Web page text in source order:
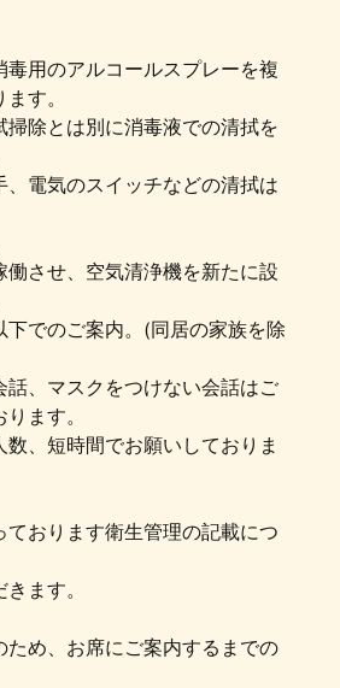
用のアルコールスプレーを複
す。
除とは別に消毒液での清拭を
、電気のスイッチなどの清拭は
させ、空気清浄機を新たに設
でのご案内。(同居の家族を除
、マスクをつけない会話はご
ます。
、短時間でお願いしておりま
ております衛生管理の記載につ
ます。
め、お席にご案内するまでの